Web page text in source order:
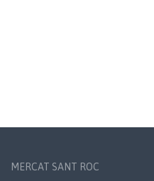
MERCAT SANT ROC